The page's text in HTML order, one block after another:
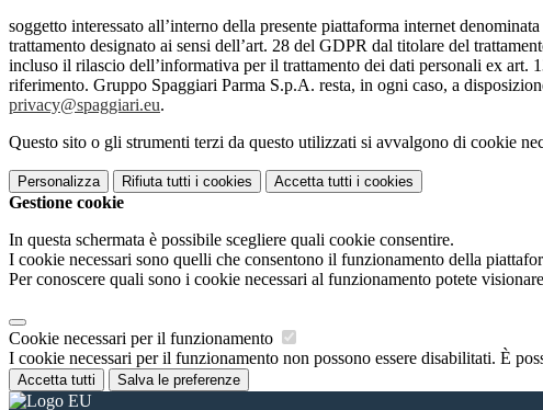
soggetto interessato all’interno della presente piattaforma internet
trattamento designato ai sensi dell’art. 28 del GDPR dal titolare del
incluso il rilascio dell’informativa per il trattamento dei dati personali ex art.
riferimento. Gruppo Spaggiari Parma S.p.A. resta, in ogni caso, a
privacy@spaggiari.eu.
Questo sito o gli strumenti terzi da questo utilizzati si avvalgono di cookie
Personalizza Rifiuta tutti i cookies Accetta tutti i cookies
Gestione cookie
In questa schermata è possibile scegliere quali cookie consentire.
I cookie necessari sono quelli che consentono il funzionamento della
Per conoscere quali sono i cookie necessari al funzionamento potete
Cookie necessari per il funzionamento
I cookie necessari per il funzionamento non possono essere disabilitati. È
Accetta tutti Salva le preferenze